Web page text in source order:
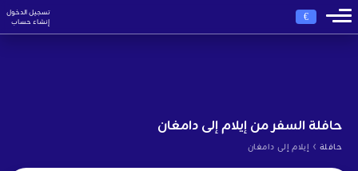
€
تسجيل الدخول
إنشاء حساب
حافلة السفر من إيلام إلى دامغان
حافلة › إيلام إلى دامغان